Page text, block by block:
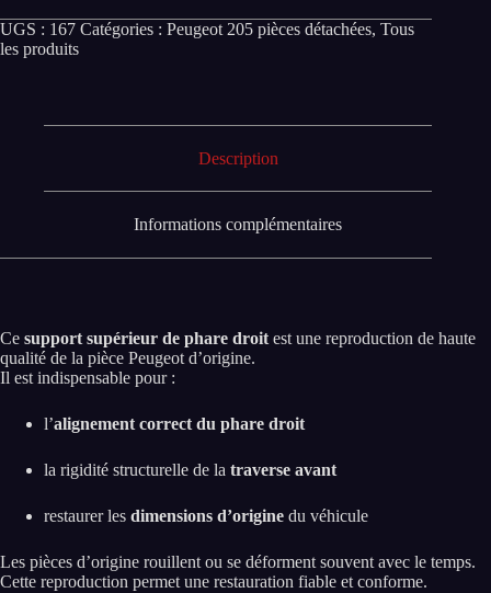
UGS : 167 Catégories : Peugeot 205 pièces détachées, Tous
les produits
Description
Informations complémentaires
Ce support supérieur de phare droit est une reproduction de haute
qualité de la pièce Peugeot d’origine.
Il est indispensable pour :
l’alignement correct du phare droit
la rigidité structurelle de la traverse avant
restaurer les dimensions d’origine du véhicule
Les pièces d’origine rouillent ou se déforment souvent avec le temps.
Cette reproduction permet une restauration fiable et conforme.